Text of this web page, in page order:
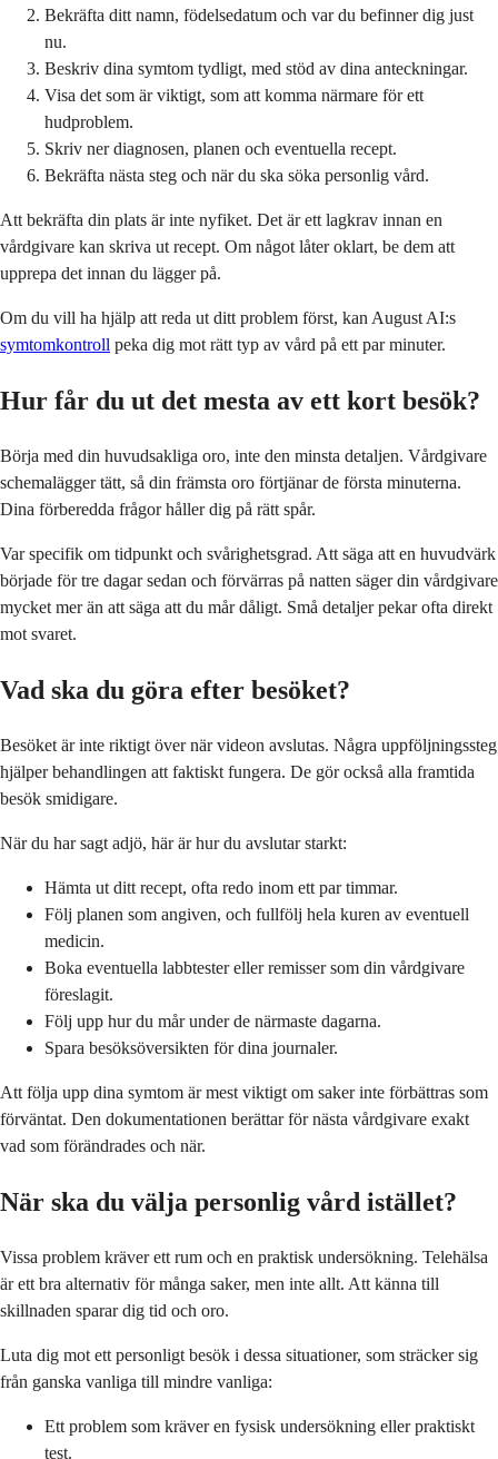
Bekräfta ditt namn, födelsedatum och var du befinner dig just
nu.
Beskriv dina symtom tydligt, med stöd av dina anteckningar.
Visa det som är viktigt, som att komma närmare för ett
hudproblem.
Skriv ner diagnosen, planen och eventuella recept.
Bekräfta nästa steg och när du ska söka personlig vård.
Att bekräfta din plats är inte nyfiket. Det är ett lagkrav innan en
vårdgivare kan skriva ut recept. Om något låter oklart, be dem att
upprepa det innan du lägger på.
Om du vill ha hjälp att reda ut ditt problem först, kan August AI:s
symtomkontroll peka dig mot rätt typ av vård på ett par minuter.
Hur får du ut det mesta av ett kort besök?
Börja med din huvudsakliga oro, inte den minsta detaljen. Vårdgivare
schemalägger tätt, så din främsta oro förtjänar de första minuterna.
Dina förberedda frågor håller dig på rätt spår.
Var specifik om tidpunkt och svårighetsgrad. Att säga att en huvudvärk
började för tre dagar sedan och förvärras på natten säger din vårdgivare
mycket mer än att säga att du mår dåligt. Små detaljer pekar ofta direkt
mot svaret.
Vad ska du göra efter besöket?
Besöket är inte riktigt över när videon avslutas. Några uppföljningssteg
hjälper behandlingen att faktiskt fungera. De gör också alla framtida
besök smidigare.
När du har sagt adjö, här är hur du avslutar starkt:
Hämta ut ditt recept, ofta redo inom ett par timmar.
Följ planen som angiven, och fullfölj hela kuren av eventuell
medicin.
Boka eventuella labbtester eller remisser som din vårdgivare
föreslagit.
Följ upp hur du mår under de närmaste dagarna.
Spara besöksöversikten för dina journaler.
Att följa upp dina symtom är mest viktigt om saker inte förbättras som
förväntat. Den dokumentationen berättar för nästa vårdgivare exakt
vad som förändrades och när.
När ska du välja personlig vård istället?
Vissa problem kräver ett rum och en praktisk undersökning. Telehälsa
är ett bra alternativ för många saker, men inte allt. Att känna till
skillnaden sparar dig tid och oro.
Luta dig mot ett personligt besök i dessa situationer, som sträcker sig
från ganska vanliga till mindre vanliga:
Ett problem som kräver en fysisk undersökning eller praktiskt
test.